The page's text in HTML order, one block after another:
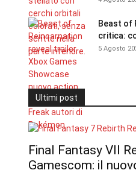
Beast of
critica:
5 Agosto
Ultimi post
Final Fantasy VII
Gamescom: il